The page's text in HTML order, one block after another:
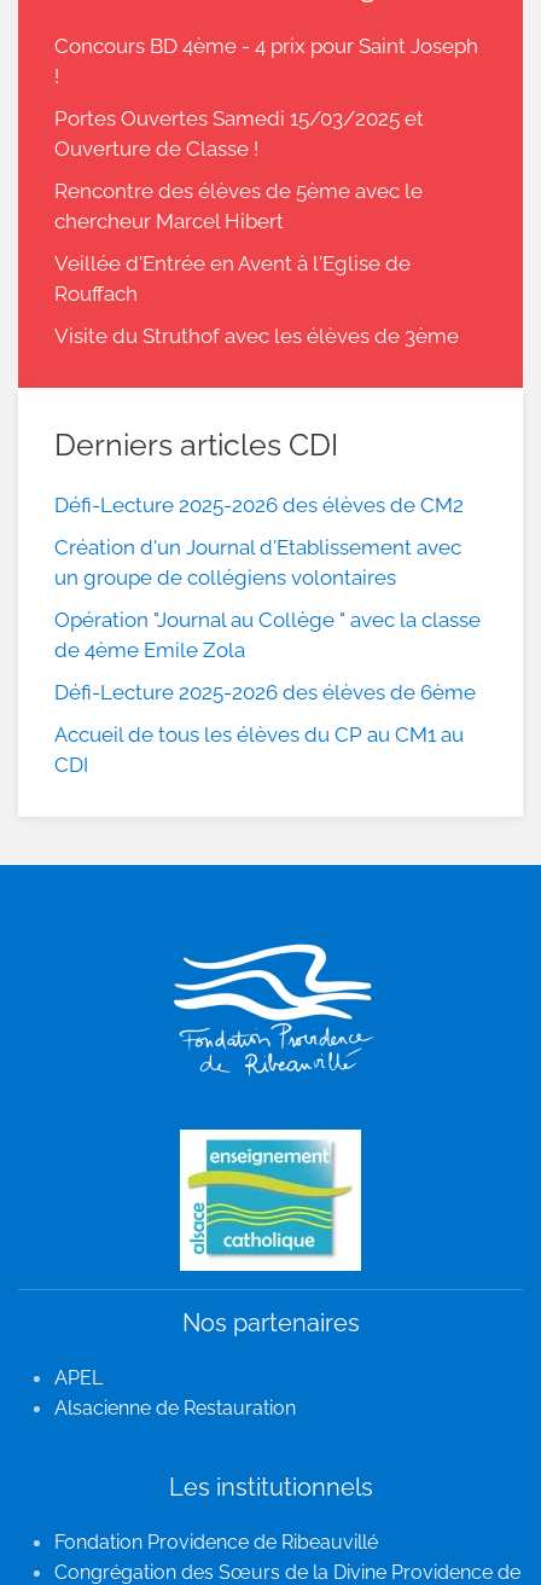
Concours BD 4ème - 4 prix pour Saint Joseph
!
Portes Ouvertes Samedi 15/03/2025 et
Ouverture de Classe !
Rencontre des élèves de 5ème avec le
chercheur Marcel Hibert
Veillée d'Entrée en Avent à l'Eglise de
Rouffach
Visite du Struthof avec les élèves de 3ème
Derniers articles CDI
Défi-Lecture 2025-2026 des élèves de CM2
Création d'un Journal d'Etablissement avec
un groupe de collégiens volontaires
Opération "Journal au Collège " avec la classe
de 4ème Emile Zola
Défi-Lecture 2025-2026 des élèves de 6ème
Accueil de tous les élèves du CP au CM1 au
CDI
Nos partenaires
APEL
Alsacienne de Restauration
Les institutionnels
Fondation Providence de Ribeauvillé
Congrégation des Sœurs de la Divine Providence de